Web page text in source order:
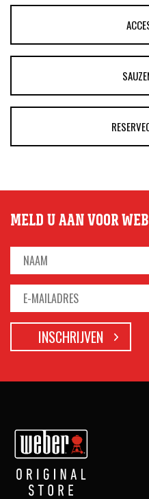
MELD U AAN VOOR